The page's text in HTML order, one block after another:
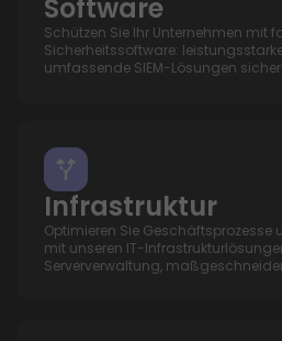
Software
Schützen Sie Ihr Unternehmen mit
Sicherheitssoftware:
umfassende SIEM-Lösungen
Infrastruktur
Optimieren Sie Geschäftsprozesse
mit unseren IT-
Serververwaltung,